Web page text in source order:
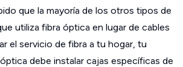
que la mayoría de los otros tipos de
utiliza fibra óptica en lugar de cables
el servicio de fibra a tu hogar, tu
debe instalar cajas específicas de